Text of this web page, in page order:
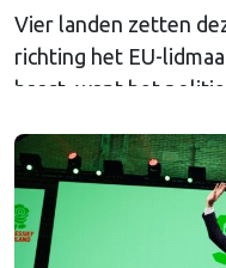
Vier landen zetten
richting het EU-
haast, want het